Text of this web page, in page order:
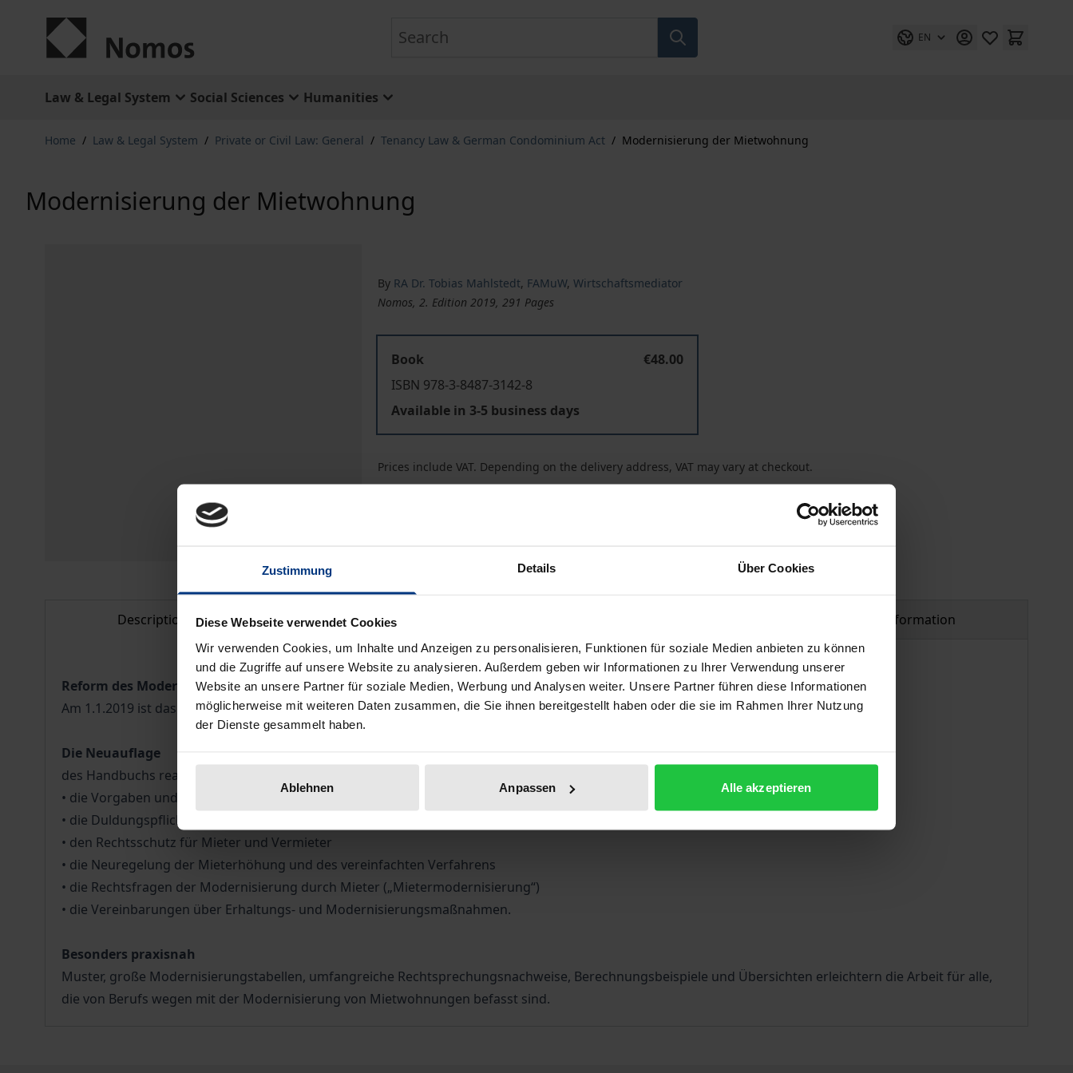
Zustimmung Details Über Cookies
Diese Webseite verwendet Cookies
Wir verwenden Cookies, um Inhalte und Anzeigen zu personalisieren, Funktionen für soziale Medien anbieten zu können
und die Zugriffe auf unsere Website zu analysieren. Außerdem geben wir Informationen zu Ihrer Verwendung unserer
Website an unsere Partner für soziale Medien, Werbung und Analysen weiter. Unsere Partner führen diese Informationen
möglicherweise mit weiteren Daten zusammen, die Sie ihnen bereitgestellt haben oder die sie im Rahmen Ihrer Nutzung
der Dienste gesammelt haben.
Ablehnen Anpassen Alle akzeptieren
EN
Law & Legal System Social Sciences Humanities
Home / Law & Legal System / Private or Civil Law: General / Tenancy Law & German Condominium Act / Modernisierung der Mietwohnung
Modernisierung der Mietwohnung
By RA Dr. Tobias Mahlstedt, FAMuW,Wirtschaftsmediator
Nomos, 2. Edition 2019, 291 Pages
Book
€48.00
ISBN 978-3-8487-3142-8
Available in 3-5 business days
Prices include VAT. Depending on the delivery address, VAT may vary at checkout.
Description Bibliographical data Product safety information
Reform des Modernisierungsrechts 2019
Am 1.1.2019 ist das Mietrechtsanpassungsgesetz (MietAnpG) in Kraft getreten.
Die Neuauflage
des Handbuchs reagiert unmittelbar auf die sich ergebenden Rechtsfragen der einzelnen Reformpunkte und erläutert u.a.
• die Vorgaben und Erleichterungen bei der Ankündigung
• die Duldungspflichten und Gegenrechte des Mieters
• den Rechtsschutz für Mieter und Vermieter
• die Neuregelung der Mieterhöhung und des vereinfachten Verfahrens
• die Rechtsfragen der Modernisierung durch Mieter („Mietermodernisierung“)
• die Vereinbarungen über Erhaltungs- und Modernisierungsmaßnahmen.
Besonders praxisnah
Muster, große Modernisierungstabellen, umfangreiche Rechtsprechungsnachweise, Berechnungsbeispiele und Übersichten erleichtern die Arbeit für alle,
die von Berufs wegen mit der Modernisierung von Mietwohnungen befasst sind.